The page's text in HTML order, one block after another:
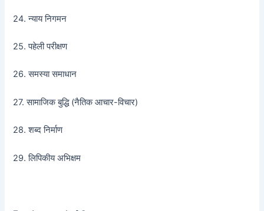
24. न्याय निगमन
25. पहेली परीक्षण
26. समस्या समाधान
27. सामाजिक बुद्धि (नैतिक आचार-विचार)
28. शब्द निर्माण
29. लिपिकीय अभिक्षम